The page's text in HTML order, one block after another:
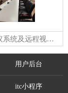
itc无线会议系统及远程视频会议系统应用于中共珠海市斗门区委政法委员会网格化指挥平台
用户后台
itc小程序